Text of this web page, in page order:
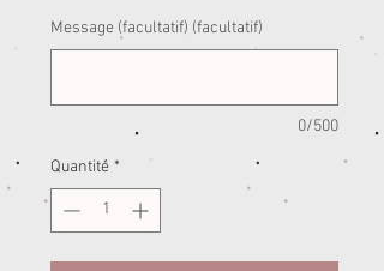
Message (facultatif) (facultatif)
0/500
Quantité *